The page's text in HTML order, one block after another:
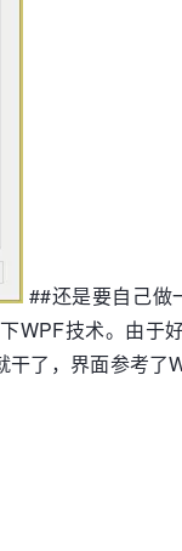
##还是要自己做
WPF技术。由
了，界面参考了